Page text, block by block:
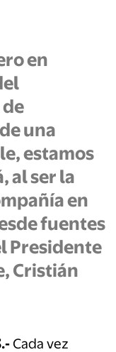
en
una
estamos
al ser la
en
fuentes
Presidente
Cristián
Cada vez